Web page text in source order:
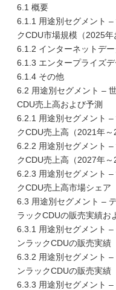
6.1 概要
6.1.1 用途別セグメント
クCDU市場規模（2025年
6.1.2 インターネットデ
6.1.3 エンタープライズ
6.1.4 その他
6.2 用途別セグメント –
CDU売上高および予測
6.2.1 用途別セグメント
クCDU売上高（2021年～
6.2.2 用途別セグメント
クCDU売上高（2027年～
6.2.3 用途別セグメント
クCDU売上高市場シェア
6.3 用途別セグメント –
ラックCDUの販売実績お
6.3.1 用途別セグメント
ンラックCDUの販売実績
6.3.2 用途別セグメント
ンラックCDUの販売実績
6.3.3 用途別セグメント